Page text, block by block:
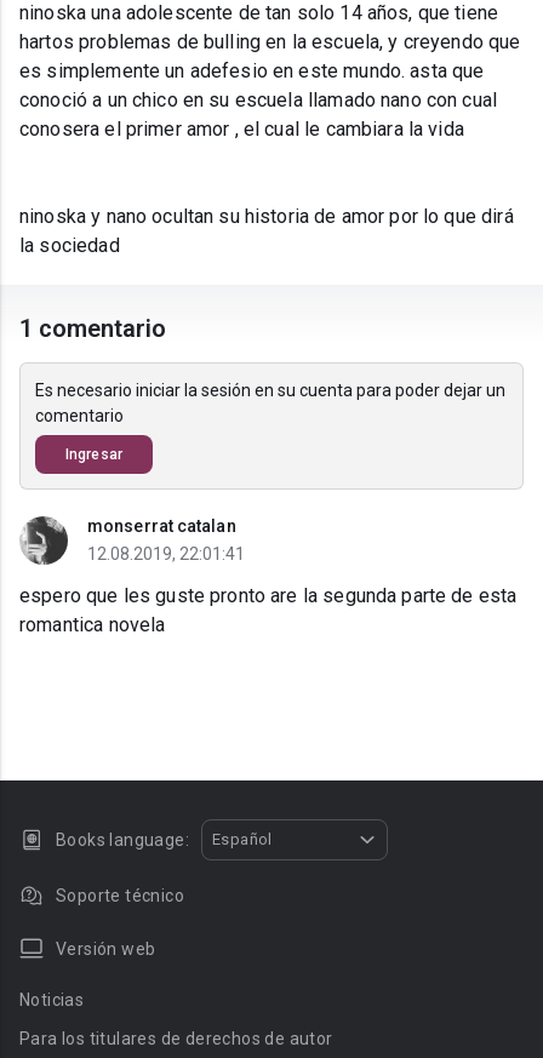
ninoska una adolescente de tan solo 14 años, que tiene
hartos problemas de bulling en la escuela, y creyendo que
es simplemente un adefesio en este mundo. asta que
conoció a un chico en su escuela llamado nano con cual
conosera el primer amor , el cual le cambiara la vida
ninoska y nano ocultan su historia de amor por lo que dirá
la sociedad
1 comentario
Es necesario iniciar la sesión en su cuenta para poder dejar un
comentario
Ingresar
monserrat catalan
12.08.2019, 22:01:41
espero que les guste pronto are la segunda parte de esta
romantica novela
Books language: Español
Soporte técnico
Versión web
Noticias
Para los titulares de derechos de autor